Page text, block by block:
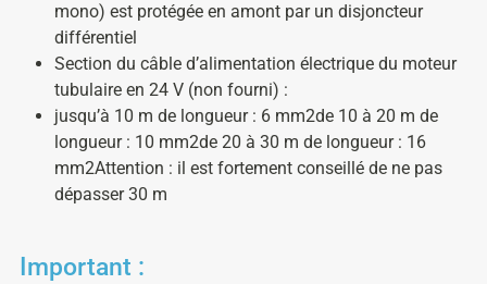
mono) est protégée en amont par un disjoncteur
différentiel
Section du câble d’alimentation électrique du moteur
tubulaire en 24 V (non fourni) :
jusqu’à 10 m de longueur : 6 mm2de 10 à 20 m de
longueur : 10 mm2de 20 à 30 m de longueur : 16
mm2Attention : il est fortement conseillé de ne pas
dépasser 30 m
Important :